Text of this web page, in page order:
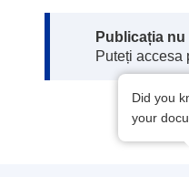
Note:
Publicația
Puteți accesa
Did you
your